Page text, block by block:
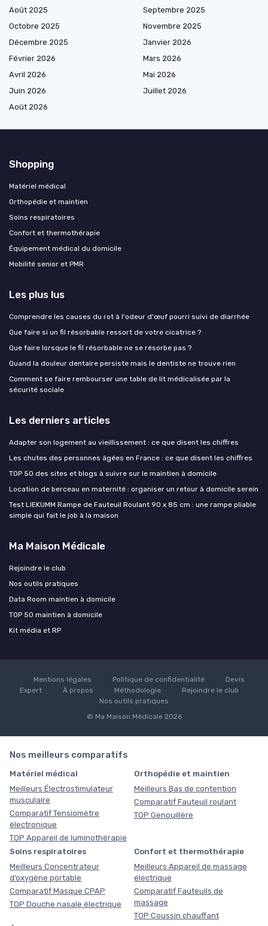
Août 2025
Septembre 2025
Octobre 2025
Novembre 2025
Décembre 2025
Janvier 2026
Février 2026
Mars 2026
Avril 2026
Mai 2026
Juin 2026
Juillet 2026
Août 2026
Shopping
Matériel médical
Orthopédie et maintien
Soins respiratoires
Confort et thermothérapie
Équipement médical du domicile
Mobilité senior et PMR
Les plus lus
Comprendre les causes du rot à l'odeur d'œuf pourri suivi de diarrhée
Que faire si un fil résorbable ressort de votre cicatrice ?
Que faire lorsque le fil résorbable ne se résorbe pas ?
Quand la douleur dentaire persiste mais le dentiste ne trouve rien
Comment se faire rembourser une table de lit médicalisée par la
sécurité sociale
Les derniers articles
Adapter son logement au vieillissement : ce que disent les chiffres
Les chutes des personnes âgées en France : ce que disent les chiffres
TOP 50 des sites et blogs à suivre sur le maintien à domicile
Location de berceau en maternité : organiser un retour à domicile serein
Test LIEKUMM Rampe de Fauteuil Roulant 90 x 85 cm : une rampe pliable
simple qui fait le job à la maison
Ma Maison Médicale
Rejoindre le club
Nos outils pratiques
Data Room maintien à domicile
TOP 50 maintien à domicile
Kit média et RP
Mentions légales Politique de confidentialité
Devis
Expert
À propos Méthodologie
Rejoindre le club
Nos outils pratiques
© Ma Maison Médicale 2026
Nos meilleurs comparatifs
Matériel médical
Meilleurs Électrostimulateur
musculaire
Comparatif Tensiomètre
électronique
TOP Appareil de luminothérapie
Orthopédie et maintien
Meilleurs Bas de contention
Comparatif Fauteuil roulant
TOP Genouillère
Soins respiratoires
Meilleurs Concentrateur
d’oxygène portable
Comparatif Masque CPAP
TOP Douche nasale électrique
Confort et thermothérapie
Meilleurs Appareil de massage
électrique
Comparatif Fauteuils de
massage
TOP Coussin chauffant